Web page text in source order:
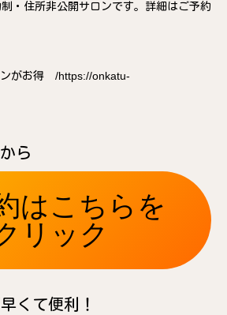
・住所非公開サロンです。詳細はご予約
ンがお得 /https://onkatu-
ら
はこちらを
リック
くて便利！